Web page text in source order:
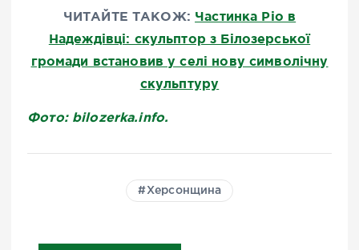
ЧИТАЙТЕ ТАКОЖ: Частинка Ріо в
Надеждівці: скульптор з Білозерської
громади встановив у селі нову символічну
скульптуру
Фото: bilozerka.info.
Херсонщина